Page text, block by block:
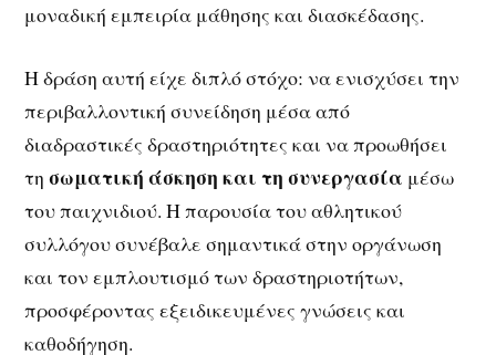
μοναδική εμπειρία μάθησης και διασκέδασης.
Η δράση αυτή είχε διπλό στόχο: να ενισχύσει την
περιβαλλοντική συνείδηση μέσα από
διαδραστικές δραστηριότητες και να προωθήσει
τησωματική άσκηση και τη συνεργασία μέσω
του παιχνιδιού. Η παρουσία του αθλητικού
συλλόγου συνέβαλε σημαντικά στην οργάνωση
και τον εμπλουτισμό των δραστηριοτήτων,
προσφέροντας εξειδικευμένες γνώσεις και
καθοδήγηση.